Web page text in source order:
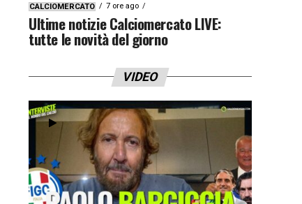
CALCIOMERCATO 7 ore ago
Ultime notizie Calciomercato LIVE:
tutte le novità del giorno
VIDEO